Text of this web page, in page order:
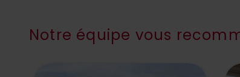
Notre équipe vous